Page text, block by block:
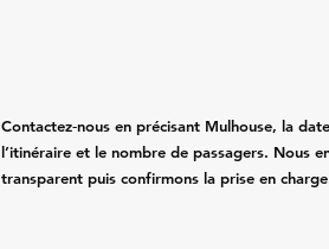
Contactez‑nous en précisant Mulhouse, la
l’itinéraire et le nombre de passagers. Nous
transparent puis confirmons la prise en